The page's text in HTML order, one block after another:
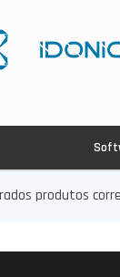
produtos